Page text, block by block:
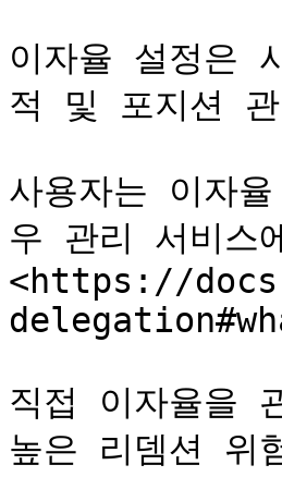
이자율 설정은
적 및 포지션
사용자는 이자
우 관리 서비스
<https://
직접 이자율을
높은 리뎀션 위